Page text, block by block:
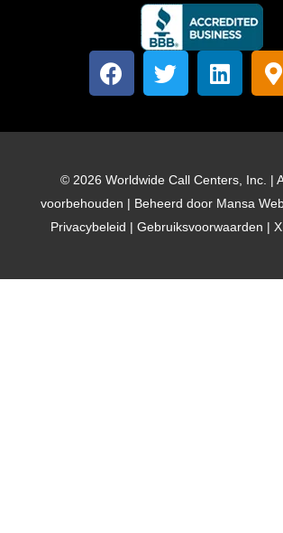
F
a
e
o
o
k
T
w
t
e
r
L
i
k
d
I
n
K
a
r
a
r
r
© 2026 Worldwide Call Centers, Inc. |
voorbehouden | Beheerd door Mansa
Privacybeleid | Gebruiksvoorwaarden |